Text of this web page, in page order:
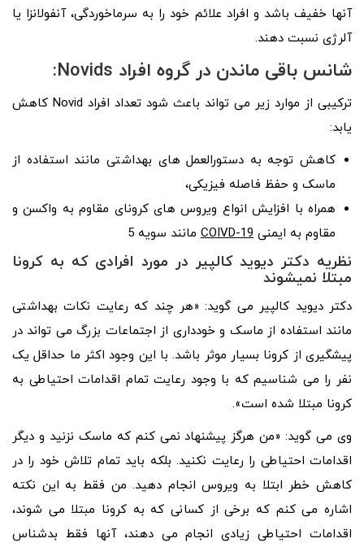
آنها خفیف باشد و افراد علائم خود را به سرماخوردگی، آنفولانزا یا
آلرژی نسبت دهند.
شانس باقی ماندن در گروه افراد Novids:
ترکیبی از موارد زیر می تواند باعث شود تعداد افراد Novid کاهش
یابد:
کاهش توجه به دستورالعمل های بهداشتی مانند استفاده از
ماسک و حفظ فاصله فیزیکی،
همراه با افزایش انواع ویروس های کرونای مقاوم به واکسن و
مقاوم به ایمنی COIVD-19 مانند سویه 5
نظریه دکتر دیوید کالپیر در مورد افرادی که به کرونا
مبتلا نمیشوند
دکتر دیوید کالپیر می گوید: «هر چند که رعایت نکات بهداشتی
مانند استفاده از ماسک و خودداری از اجتماعات بزرگ می تواند در
پیشگیری از کرونا بسیار موثر باشد. با این وجود اکثر ما حداقل یک
نفر را می شناسیم که با وجود رعایت تمام اقدامات احتیاطی به
کرونا مبتلا شده است».
وی می گوید: «من هرگز پیشنهاد نمی کنم که ماسک نزنید و دیگر
اقدامات احتیاطی را رعایت نکنید. بلکه باید تمام تلاش خود را در
کاهش خطر ابتلا به ویروس انجام دهید. من فقط به این نکته
اشاره می کنم که برخی از کسانی که به کرونا مبتلا می شوند،
اقدامات احتیاطی زیادی انجام می دهند، آنها فقط بدشناس